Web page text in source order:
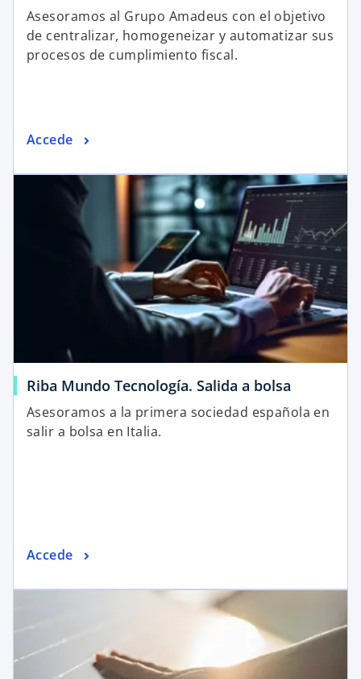
Asesoramos al Grupo Amadeus con el objetivo
de centralizar, homogeneizar y automatizar sus
procesos de cumplimiento fiscal.
Accede
Riba Mundo Tecnología. Salida a bolsa
Asesoramos a la primera sociedad española en
salir a bolsa en Italia.
Accede